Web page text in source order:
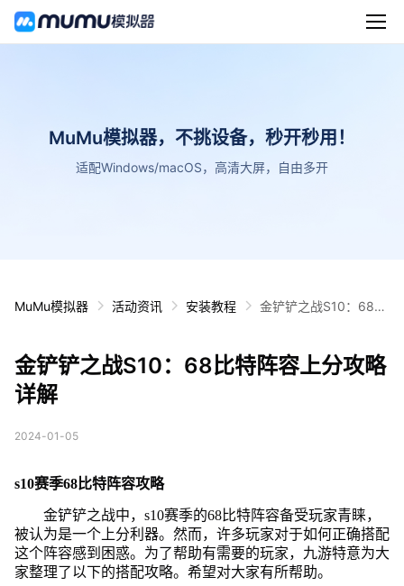
MuMu模拟器，不挑设备，秒开秒用！
适配Windows/macOS，高清大屏，自由多开
MuMu模拟器 活动资讯 安装教程
金铲铲之战S10：68比
金铲铲之战S10：68比特阵容上分攻略
详解
2024-01-05
s10赛季68比特阵容攻略
金铲铲之战中，s10赛季的68比特阵容备受玩家青睐，
被认为是一个上分利器。然而，许多玩家对于如何正确搭配
这个阵容感到困惑。为了帮助有需要的玩家，九游特意为大
家整理了以下的搭配攻略。希望对大家有所帮助。